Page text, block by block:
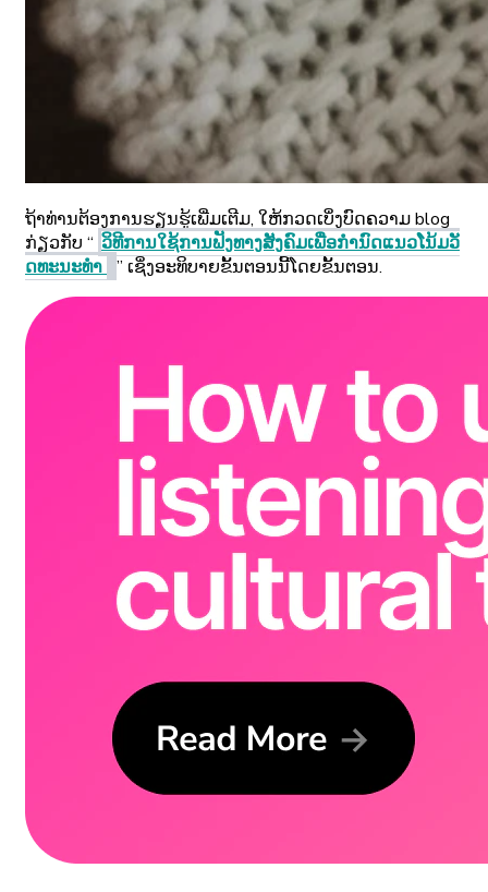
ຖ້າທ່ານຕ້ອງການຮຽນຮູ້ເພີ່ມເຕີມ, ໃຫ້ກວດເບິ່ງບົດຄວາມ blog
ກ່ຽວກັບ “ ວິທີການໃຊ້ການຟັງທາງສັງຄົມເພື່ອກໍານົດແນວໂນ້ມວັ
ດທະນະທໍາ ” ເຊິ່ງອະທິບາຍຂັ້ນຕອນນີ້ໂດຍຂັ້ນຕອນ.